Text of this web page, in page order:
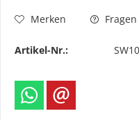
Merken
Artikel-Nr.: